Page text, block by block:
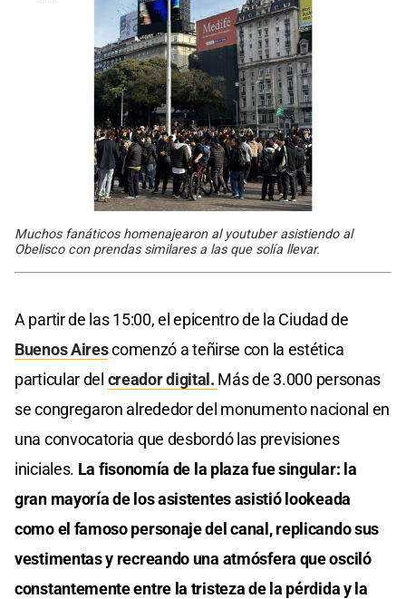
Muchos fanáticos homenajearon al youtuber asistiendo al
Obelisco con prendas similares a las que solía llevar.
A partir de las 15:00, el epicentro de la Ciudad de
Buenos Airescomenzó a teñirse con la estética
particular del creador digital. Más de 3.000 personas
se congregaron alrededor del monumento nacional en
una convocatoria que desbordó las previsiones
iniciales. La fisonomía de la plaza fue singular: la
gran mayoría de los asistentes asistió lookeada
como el famoso personaje del canal, replicando sus
vestimentas y recreando una atmósfera que osciló
constantemente entre la tristeza de la pérdida y la